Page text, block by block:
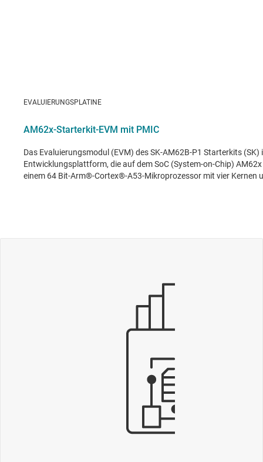
EVALUIERUNGSPLATINE
AM62x-Starterkit-EVM mit PMIC
Das Evaluierungsmodul (EVM) des SK-AM62B-P1 Starterkits
Entwicklungsplattform, die auf dem SoC (System-on-Chip)
einem 64 Bit-Arm®-Cortex®-A53-Mikroprozessor mit vier Kernen